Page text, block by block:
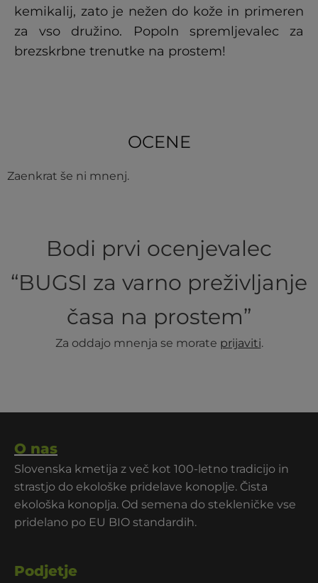
kemikalij, zato je nežen do kože in primeren
za vso družino. Popoln spremljevalec za
brezskrbne trenutke na prostem!
OCENE
Zaenkrat še ni mnenj.
Bodi prvi ocenjevalec
“BUGSI za varno preživljanje
časa na prostem”
Za oddajo mnenja se morate prijaviti.
O nas
Slovenska kmetija z več kot 100-letno tradicijo in
strastjo do ekološke pridelave konoplje. Čista
ekološka konoplja. Od semena do stekleničke vse
pridelano po EU BIO standardih.
Podjetje